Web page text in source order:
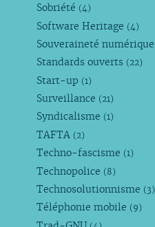
Sobriété (4)
Software Heritage (4)
Souveraineté numérique
Standards ouverts (22)
Start-up (1)
Surveillance (21)
Syndicalisme (1)
TAFTA (2)
Techno-fascisme (1)
Technopolice (8)
Technosolutionnisme (3)
Téléphonie mobile (9)